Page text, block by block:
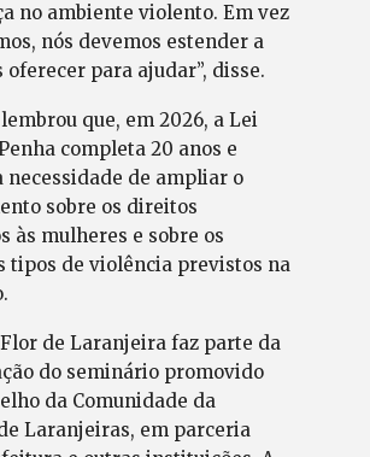
no ambiente violento. Em vez
nós devemos estender a
oferecer para ajudar”, disse.
que, em 2026, a Lei
completa 20 anos e
necessidade de ampliar o
sobre os direitos
às mulheres e sobre os
tipos de violência previstos na
de Laranjeira faz parte da
do seminário promovido
da Comunidade da
Laranjeiras, em parceria